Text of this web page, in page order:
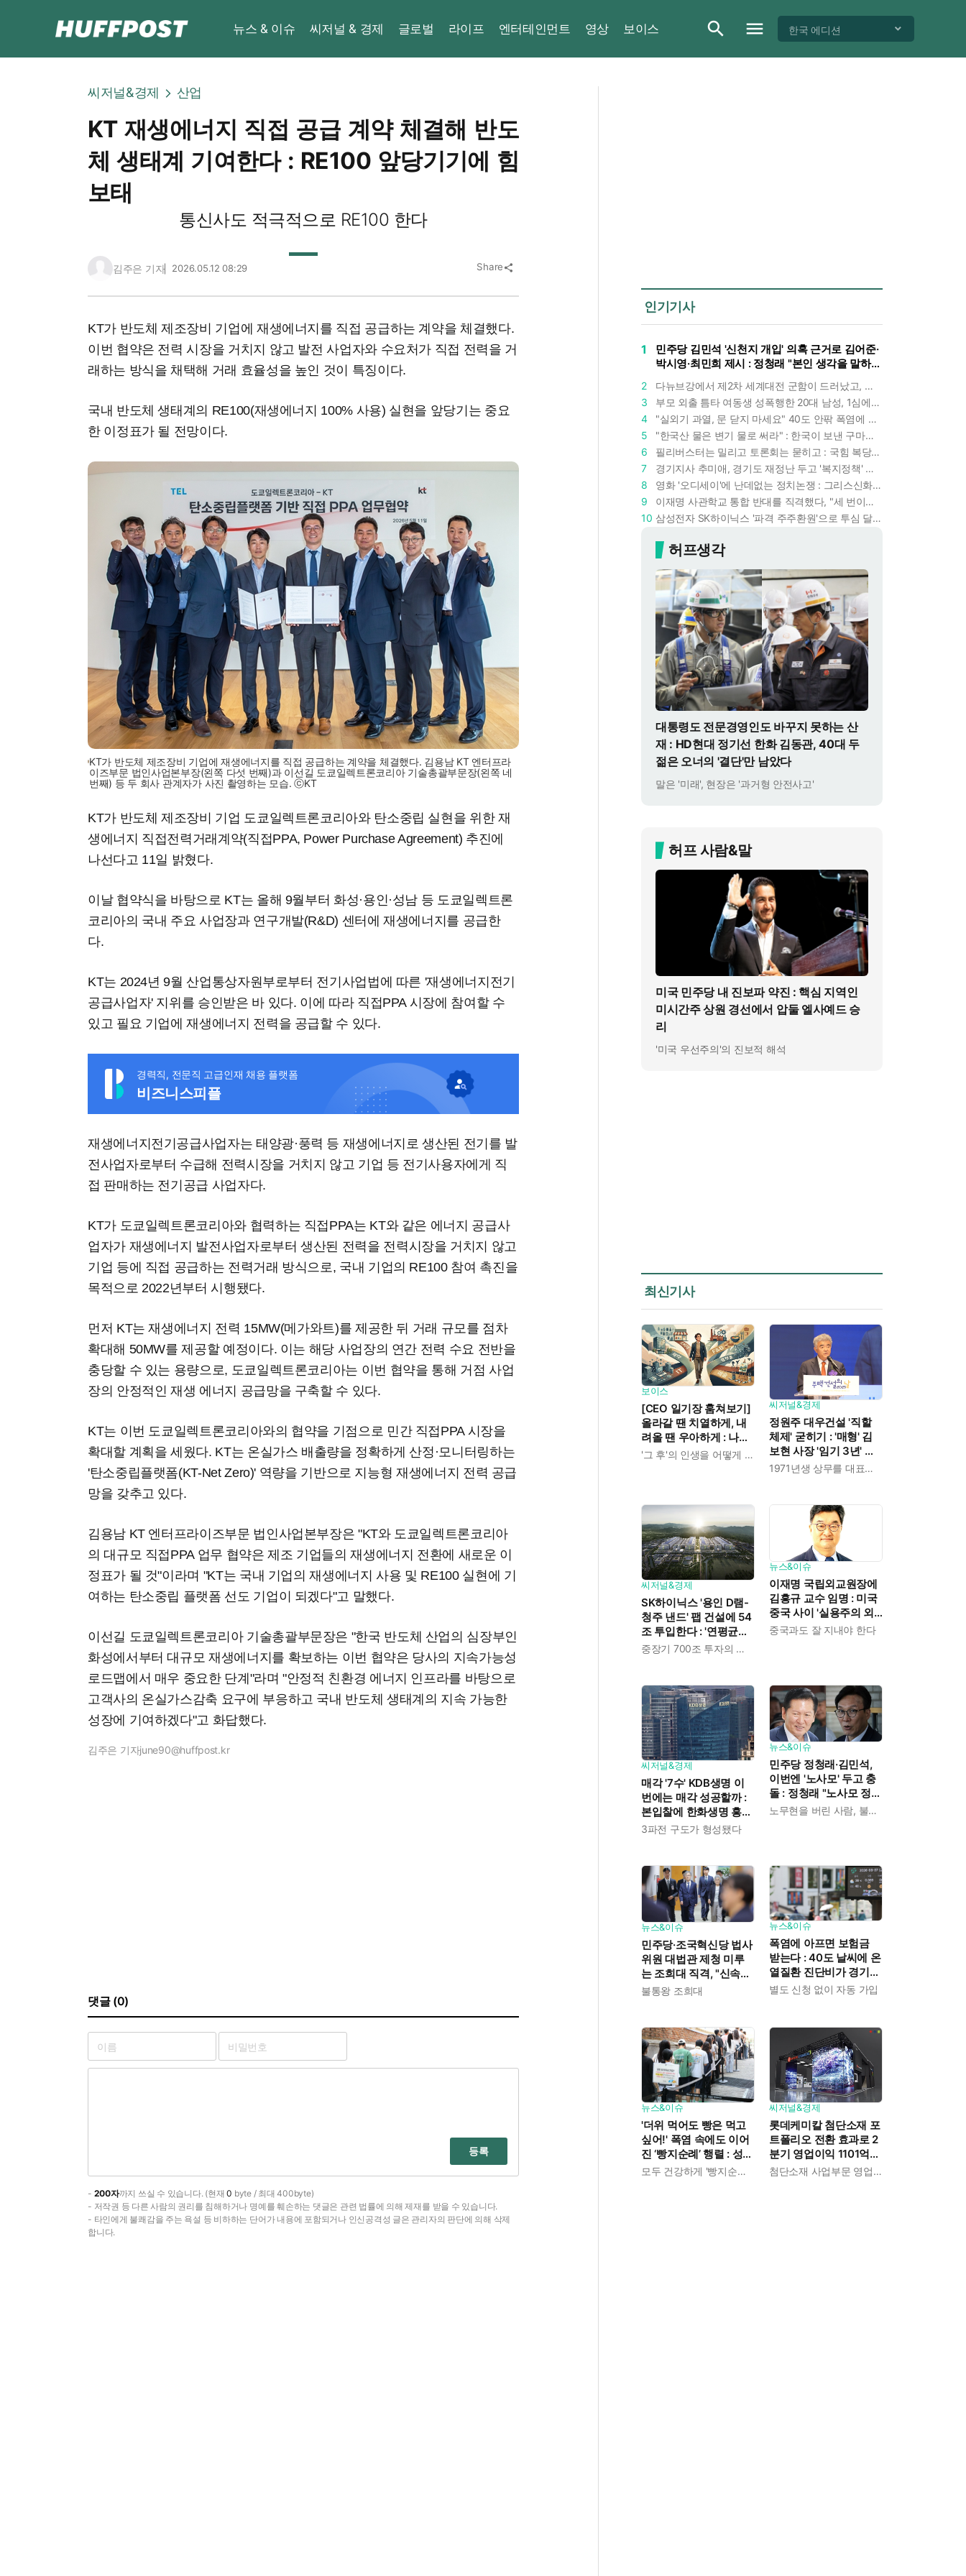
뉴스 & 이슈 씨저널 & 경제 글로벌 라이프 엔터테인먼트 영상 보이스 한국 에디션
씨저널&경제 산업
KT 재생에너지 직접 공급 계약 체결해 반도
체 생태계 기여한다 : RE100 앞당기기에 힘
보태
통신사도 적극적으로 RE100 한다
김주은 기자 2026.05.12 08:29 Share share
KT가 반도체 제조장비 기업에 재생에너지를 직접 공급하는 계약을 체결했다.
이번 협약은 전력 시장을 거치지 않고 발전 사업자와 수요처가 직접 전력을 거
래하는 방식을 채택해 거래 효율성을 높인 것이 특징이다.
국내 반도체 생태계의 RE100(재생에너지 100% 사용) 실현을 앞당기는 중요
한 이정표가 될 전망이다.
KT가 반도체 제조장비 기업에 재생에너지를 직접 공급하는 계약을 체결했다. 김용남 KT 엔터프라
이즈부문 법인사업본부장(왼쪽 다섯 번째)과 이선길 도쿄일렉트론코리아 기술총괄부문장(왼쪽 네
번째) 등 두 회사 관계자가 사진 촬영하는 모습. ⓒKT
KT가 반도체 제조장비 기업 도쿄일렉트론코리아와 탄소중립 실현을 위한 재
생에너지 직접전력거래계약(직접PPA, Power Purchase Agreement) 추진에
나선다고 11일 밝혔다.
이날 협약식을 바탕으로 KT는 올해 9월부터 화성·용인·성남 등 도쿄일렉트론
코리아의 국내 주요 사업장과 연구개발(R&D) 센터에 재생에너지를 공급한
다.
KT는 2024년 9월 산업통상자원부로부터 전기사업법에 따른 '재생에너지전기
공급사업자' 지위를 승인받은 바 있다. 이에 따라 직접PPA 시장에 참여할 수
있고 필요 기업에 재생에너지 전력을 공급할 수 있다.
경력직, 전문직 고급인재 채용 플랫폼
비즈니스피플
재생에너지전기공급사업자는 태양광·풍력 등 재생에너지로 생산된 전기를 발
전사업자로부터 수급해 전력시장을 거치지 않고 기업 등 전기사용자에게 직
접 판매하는 전기공급 사업자다.
KT가 도쿄일렉트론코리아와 협력하는 직접PPA는 KT와 같은 에너지 공급사
업자가 재생에너지 발전사업자로부터 생산된 전력을 전력시장을 거치지 않고
기업 등에 직접 공급하는 전력거래 방식으로, 국내 기업의 RE100 참여 촉진을
목적으로 2022년부터 시행됐다.
먼저 KT는 재생에너지 전력 15MW(메가와트)를 제공한 뒤 거래 규모를 점차
확대해 50MW를 제공할 예정이다. 이는 해당 사업장의 연간 전력 수요 전반을
충당할 수 있는 용량으로, 도쿄일렉트론코리아는 이번 협약을 통해 거점 사업
장의 안정적인 재생 에너지 공급망을 구축할 수 있다.
KT는 이번 도쿄일렉트론코리아와의 협약을 기점으로 민간 직접PPA 시장을
확대할 계획을 세웠다. KT는 온실가스 배출량을 정확하게 산정·모니터링하는
'탄소중립플랫폼(KT-Net Zero)' 역량을 기반으로 지능형 재생에너지 전력 공급
망을 갖추고 있다.
김용남 KT 엔터프라이즈부문 법인사업본부장은 "KT와 도쿄일렉트론코리아
의 대규모 직접PPA 업무 협약은 제조 기업들의 재생에너지 전환에 새로운 이
정표가 될 것"이라며 "KT는 국내 기업의 재생에너지 사용 및 RE100 실현에 기
여하는 탄소중립 플랫폼 선도 기업이 되겠다"고 말했다.
이선길 도쿄일렉트론코리아 기술총괄부문장은 "한국 반도체 산업의 심장부인
화성에서부터 대규모 재생에너지를 확보하는 이번 협약은 당사의 지속가능성
로드맵에서 매우 중요한 단계"라며 "안정적 친환경 에너지 인프라를 바탕으로
고객사의 온실가스감축 요구에 부응하고 국내 반도체 생태계의 지속 가능한
성장에 기여하겠다"고 화답했다.
김주은 기자june90@huffpost.kr
댓글 (0)
등록
- 200자까지 쓰실 수 있습니다. (현재0 byte / 최대 400byte)
- 저작권 등 다른 사람의 권리를 침해하거나 명예를 훼손하는 댓글은 관련 법률에 의해 제재를 받을 수 있습니다.
- 타인에게 불쾌감을 주는 욕설 등 비하하는 단어가 내용에 포함되거나 인신공격성 글은 관리자의 판단에 의해 삭제
합니다.
인기기사
1
민주당 김민석 '신천지 개입' 의혹 근거로 김어준·
박시영·최민희 제시 : 정청래 "본인 생각을 말하
2
다뉴브강에서 제2차 세계대전 군함이 드러났고, 포항 수돗물은 갑자기 짜졌다 : 폭염·가뭄이 만든 낯선 풍경
3
부모 외출 틈타 여동생 성폭행한 20대 남성, 1심에서 5년형 선고 : 친족 간 '암수범죄'의 심각성
4
"실외기 과열, 문 닫지 마세요" 40도 안팎 폭염에 쉼 없이 도는 에어컨 : 화재 위험 경고등!
5
"한국산 물은 변기 물로 써라" : 한국이 보낸 구마모토 지진 구호품에 한 일본인의 '어처구니 없는' 반응
6
필리버스터는 밀리고 토론회는 묻히고 : 국힘 복당 원하는 한동훈, '검사 정치'의 한계만 드러내나
7
경기지사 추미애, 경기도 재정난 두고 '복지정책' 탓하는 시선에 정면 반박 : "고령자와 아이 인구 급증"
8
영화 '오디세이'에 난데없는 정치논쟁 : 그리스신화 공간에서 '트럼프 전쟁의 참혹함'이 보인다
9
이재명 사관학교 통합 반대를 직격했다, "세 번이나 군사 쿠데타 했는데 압도적 지위"
10
삼성전자 SK하이닉스 '파격 주주환원'으로 투심 달래고 주가도 받칠까, 100조 넘는 추가 배당 재원에 쏠리는 눈
허프생각
대통령도 전문경영인도 바꾸지 못하는 산
재 : HD현대 정기선 한화 김동관, 40대 두
젊은 오너의 '결단'만 남았다
말은 '미래', 현장은 '과거형 안전사고'
허프 사람&말
미국 민주당 내 진보파 약진 : 핵심 지역인
미시간주 상원 경선에서 압둘 엘사예드 승
리
'미국 우선주의'의 진보적 해석
최신기사
보이스
[CEO 일기장 훔쳐보기]
올라갈 땐 치열하게, 내
려올 땐 우아하게 : 나만
의 커리어 설계법
'그 후'의 인생을 어떻게 살 것인가
씨저널&경제
정원주 대우건설 '직할
체제' 굳히기 : '매형' 김
보현 사장 '임기 3년' 받
고 4개월 만에 물러났다
1971년생 상무를 대표이사로 발탁
씨저널&경제
SK하이닉스 '용인 D램-
청주 낸드' 팹 건설에 54
조 투입한다 : '연평균
19% 성장' 메모리 수요중장기 700조 투자의 단계적 이행
뉴스&이슈
이재명 국립외교원장에
김흥규 교수 임명 : 미국
중국 사이 '실용주의 외
교론' 강조한 인물이다
중국과도 잘 지내야 한다
씨저널&경제
매각 '7수' KDB생명 이
번에는 매각 성공할까 :
본입찰에 한화생명 흥국
생명 한국금융지주 최종
3파전 구도가 형성됐다
뉴스&이슈
민주당 정청래·김민석,
이번엔 '노사모' 두고 충
돌 : 정청래 "노사모 정신
으로 승리" vs 김민석 측노무현을 버린 사람, 불편하겠지
뉴스&이슈
민주당·조국혁신당 법사
위원 대법관 제청 미루
는 조희대 직격, "신속한
재판 약속도 저버려"
불통왕 조희대
뉴스&이슈
폭염에 아프면 보험금
받는다 : 40도 날씨에 온
열질환 진단비가 경기도
민에게 주어진다
별도 신청 없이 자동 가입
뉴스&이슈
'더위 먹어도 빵은 먹고
싶어!' 폭염 속에도 이어
진 ‘빵지순례’ 행렬 : 성심
당이 대기 손님 위해 준모두 건강하게 '빵지순례' 마치시길.
씨저널&경제
롯데케미칼 첨단소재 포
트폴리오 전환 효과로 2
분기 영업이익 1101억
흑자전환 : 대산·여수 사첨단소재 사업부문 영업이익 1325억 원